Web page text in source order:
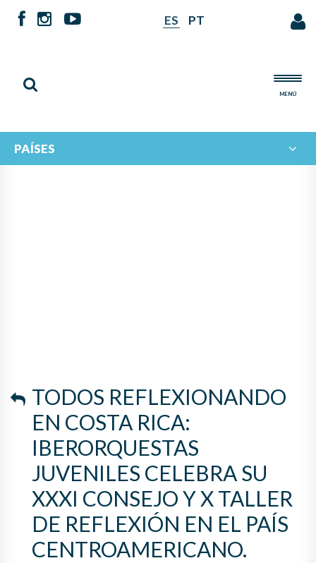
ES PT
MENÚ
PAÍSES
TODOS REFLEXIONANDO
EN COSTA RICA:
IBERORQUESTAS
JUVENILES CELEBRA SU
XXXI CONSEJO Y X TALLER
DE REFLEXIÓN EN EL PAÍS
CENTROAMERICANO.